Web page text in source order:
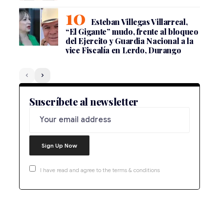
Esteban Villegas Villarreal,
“El Gigante” mudo, frente al bloqueo
del Ejercito y Guardia Nacional a la
vice Fiscalía en Lerdo, Durango
Suscríbete al newsletter
I have read and agree to the terms & conditions